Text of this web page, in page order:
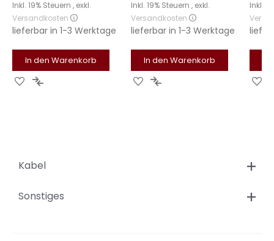
Inkl. 19% Steuern , exkl.
Versandkosten
lieferbar in 1-3 Werktage
In den Warenkorb
Zur Zur
Inkl. 19% Steuern , exkl.
Versandkosten
lieferbar in 1-3 Werktage
In den Warenkorb
Zur Zur
Inkl.
Kabel
Sonstiges